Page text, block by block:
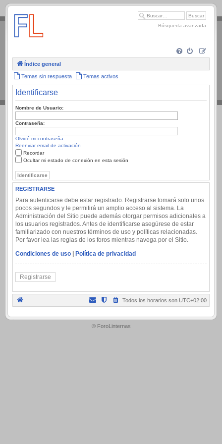
.
Búsqueda avanzada
Índice general
Temas sin respuesta Temas activos
Identificarse
Nombre de Usuario:
Contraseña:
Olvidé mi contraseña
Reenviar email de activación
Recordar
Ocultar mi estado de conexión en esta sesión
REGISTRARSE
Para autenticarse debe estar registrado. Registrarse tomará solo unos
pocos segundos y le permitirá un amplio acceso al sistema. La
Administración del Sitio puede además otorgar permisos adicionales a
los usuarios registrados. Antes de identificarse asegúrese de estar
familiarizado con nuestros términos de uso y políticas relacionadas.
Por favor lea las reglas de los foros mientras navega por el Sitio.
Condiciones de uso | Política de privacidad
Registrarse
Todos los horarios son UTC+02:00
.
© ForoLinternas